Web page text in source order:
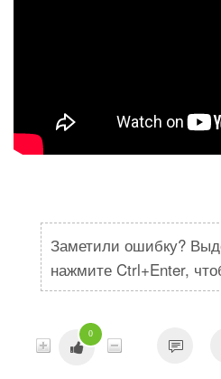
Заметили ошибку?
нажмите Ctrl+Enter,
0